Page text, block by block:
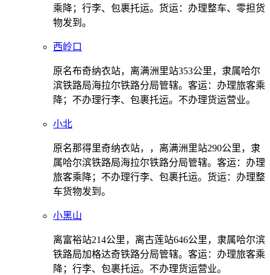
乘降；行李、包裹托运。货运：办理整车、零担货
物发到。
西岭口
原名布奇纳衣站，离满洲里站353公里，隶属哈尔
滨铁路局海拉尔铁路分局管辖。客运：办理旅客乘
降；不办理行李、包裹托运。不办理货运营业。
小北
原名那得里奇纳衣站，，离满洲里站290公里，隶
属哈尔滨铁路局海拉尔铁路分局管辖。客运：办理
旅客乘降；不办理行李、包裹托运。货运：办理整
车货物发到。
小黑山
离富裕站214公里，离古莲站646公里，隶属哈尔滨
铁路局加格达奇铁路分局管辖。客运：办理旅客乘
降；行李、包裹托运。不办理货运营业。